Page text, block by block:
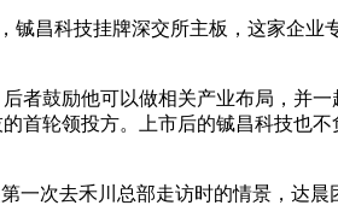
昌科技挂牌深交所主板，这家企
者鼓励他可以做相关产业布局，并
首轮领投方。上市后的铖昌科技也
一次去禾川总部走访时的情景，达